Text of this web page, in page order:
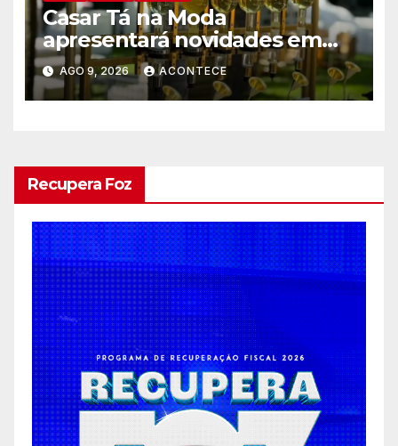
Casar Tá na Moda
apresentará novidades em
entretenimento para
casamentos e festas de
debutantes
AGO 9, 2026 ACONTECE
Recupera Foz